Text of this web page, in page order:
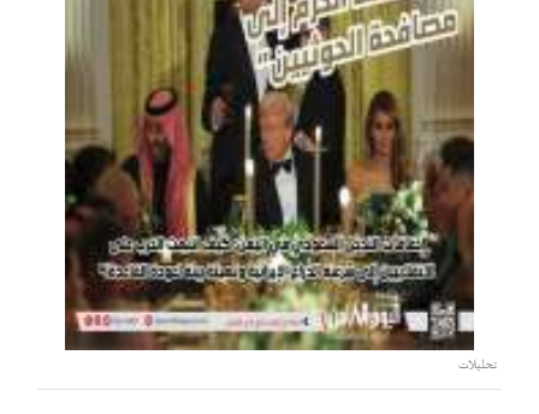
تحليلات